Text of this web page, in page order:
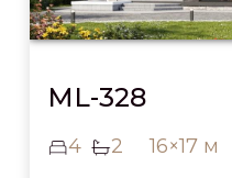
ML-328
4 2 16×17 м